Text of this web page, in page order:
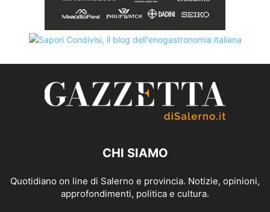
CHI SIAMO
Quotidiano on line di Salerno e provincia. Notizie, opinioni,
approfondimenti, politica e cultura.